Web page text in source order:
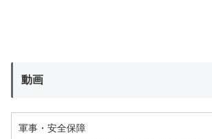
動画
軍事・安全保障